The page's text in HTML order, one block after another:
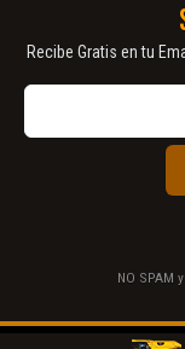
Recibe Gratis en tu
NO SPAM